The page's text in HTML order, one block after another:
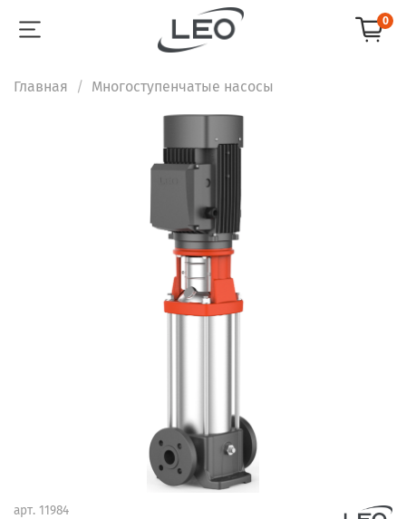
0
Главная Многоступенчатые насосы
арт. 11984